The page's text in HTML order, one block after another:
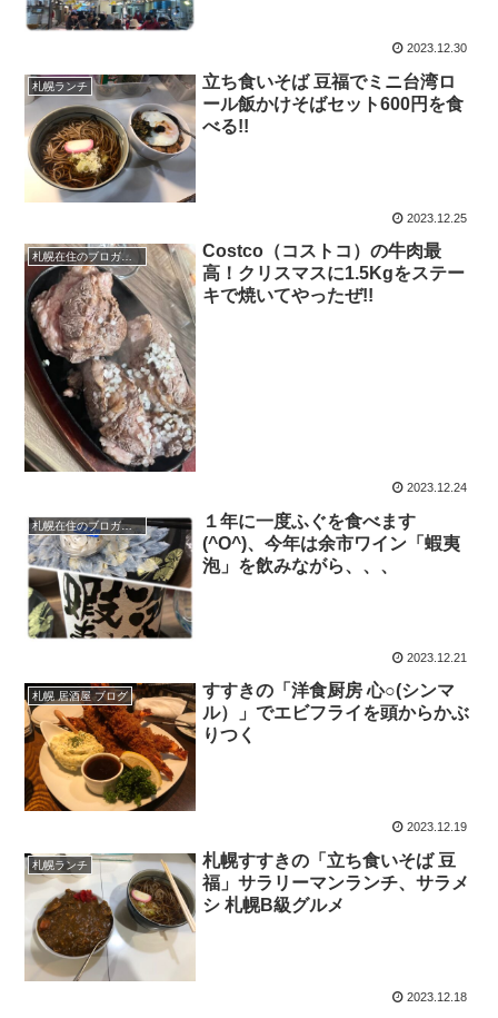
2023.12.30
札幌ランチ
立ち食いそば 豆福でミニ台湾ロ
ール飯かけそばセット600円を食
べる!!
2023.12.25
札幌在住のブロガーえびGのブログ（徒然）
Costco（コストコ）の牛肉最
高！クリスマスに1.5Kgをステー
キで焼いてやったぜ!!
2023.12.24
札幌在住のブロガーえびGのブログ（徒然）
１年に一度ふぐを食べます
(^O^)、今年は余市ワイン「蝦夷
泡」を飲みながら、、、
2023.12.21
札幌 居酒屋 ブログ
すすきの「洋食厨房 心○(シンマ
ル）」でエビフライを頭からかぶ
りつく
2023.12.19
札幌ランチ
札幌すすきの「立ち食いそば 豆
福」サラリーマンランチ、サラメ
シ 札幌B級グルメ
2023.12.18